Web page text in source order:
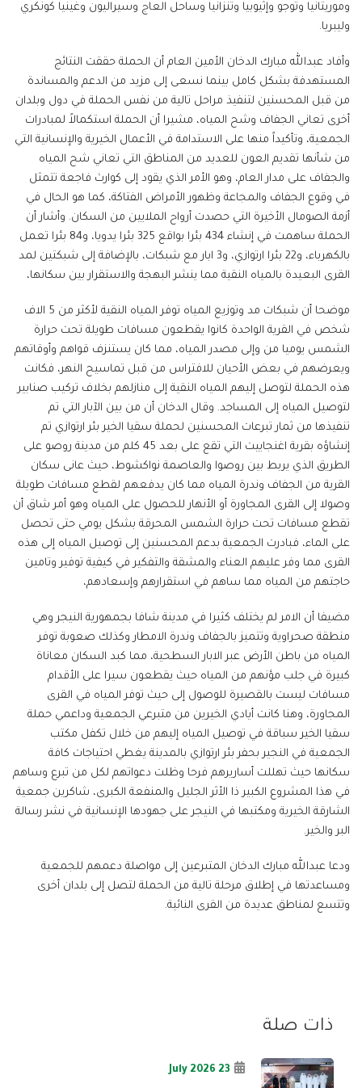
وموريتانيا وتوجو وإثيوبيا وتنزانيا وساحل العاج وسيراليون وغينيا كونكري
وليبريا.
وأفاد عبدالله مبارك الدخان الأمين العام أن الحملة حققت النتائج
المستهدفة بشكل كامل بينما نسعى إلى مزيد من الدعم والمساندة
من قبل المحسنين لتنفيذ مراحل تالية من نفس الحملة في دول وبلدان
أخرى تعاني الجفاف وشح المياه، مشيرا أن الحملة استكمالاً لمبادرات
الجمعية، وتأكيداً منها على الاستدامة في الأعمال الخيرية والإنسانية التي
من شأنها تقديم العون للعديد من المناطق التي تعاني شح المياه
والجفاف على مدار العام، وهو الأمر الذي يقود إلى كوارث فاجعة تتمثل
في وقوع الجفاف والمجاعة وظهور الأمراض الفتاكة، كما هو الحال في
أزمة الصومال الأخيرة التي حصدت أرواح الملايين من السكان. وأشار أن
الحملة ساهمت في إنشاء 434 بئرا بواقع 325 بئرا يدويا، و84 بئرا تعمل
بالكهرباء، و22 بئرا ارتوازي، و3 ابار مع شبكات، بالإضافة إلى شبكتين لمد
القرى البعيدة بالمياه النقية مما ينشر البهجة والاستقرار بين سكانها،
موضحا أن شبكات مد وتوزيع المياه توفر المياه النقية لأكثر من 5 الاف
شخص في القرية الواحدة كانوا يقطعون مسافات طويلة تحت حرارة
الشمس يوميا من وإلى مصدر المياه، مما كان يستنزف قواهم وأوقاتهم
ويعرضهم في بعض الأحيان للافتراس من قبل تماسيح النهر، فكانت
هذه الحملة لتوصل إليهم المياه النقية إلى منازلهم بخلاف تركيب صنابير
لتوصيل المياه إلى المساجد. وقال الدخان أن من بين الآبار التي تم
تنفيذها من ثمار تبرعات المحسنين لحملة سقيا الخير بئر ارتوازي تم
إنشاؤه بقرية اغنجاييت التي تقع على بعد 45 كلم من مدينة روصو على
الطريق الذي يربط بين روصوا والعاصمة نواكشوط، حيث عانى سكان
القرية من الجفاف وندرة المياه مما كان يدفعهم لقطع مسافات طويلة
وصولا إلى القرى المجاورة أو الأنهار للحصول على المياه وهو أمر شاق أن
تقطع مسافات تحت حرارة الشمس المحرقة بشكل يومي حتى تحصل
على الماء، فبادرت الجمعية بدعم المحسنين إلى توصيل المياه إلى هذه
القرى مما وفر عليهم العناء والمشقة والتفكير في كيفية توفير وتامين
حاجتهم من المياه مما ساهم في استقرارهم وإسعادهم،
مضيفا أن الامر لم يختلف كثيرا في مدينة شافا بجمهورية النيجر وهي
منطقة صحراوية وتتميز بالجفاف وندرة الامطار وكذلك صعوبة توفر
المياه من باطن الأرض عبر الابار السطحية، مما كبد السكان معاناة
كبيرة في جلب مؤنهم من المياه حيث يقطعون سيرا على الأقدام
مسافات ليست بالقصيرة للوصول إلى حيث توفر المياه في القرى
المجاورة، وهنا كانت أيادي الخيرين من متبرعي الجمعية وداعمي حملة
سقيا الخير سباقة في توصيل المياه إليهم من خلال تكفل مكتب
الجمعية في النجير بحفر بئر ارتوازي بالمدينة يغطي احتياجات كافة
سكانها حيث تهللت أساريرهم فرحا وظلت دعواتهم لكل من تبرع وساهم
في هذا المشروع الكبير ذا الأثر الجليل والمنفعة الكبرى، شاكرين جمعية
الشارقة الخيرية ومكتبها في النيجر على جهودها الإنسانية في نشر رسالة
البر والخير.
ودعا عبدالله مبارك الدخان المتبرعين إلى مواصلة دعمهم للجمعية
ومساعدتها في إطلاق مرحلة تالية من الحملة لتصل إلى بلدان أخرى
وتتسع لمناطق عديدة من القرى النائية.
ذات صلة
23 July 2026